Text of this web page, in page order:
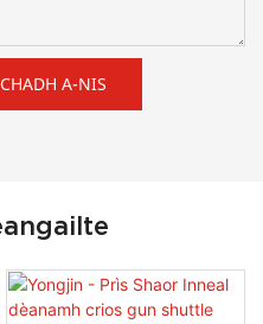
A-NIS